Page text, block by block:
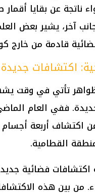
عن بقايا أقمار
آخر، يشير بعض
قادمة من خارج
اكتشافات
تأتي في وقت
ففي العام
اكتشاف أربعة
القطامية.
فضائية